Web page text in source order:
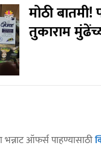
मोठी बातमी!
तुकाराम
भन्नाट ऑफर्स पाहण्यासाठी